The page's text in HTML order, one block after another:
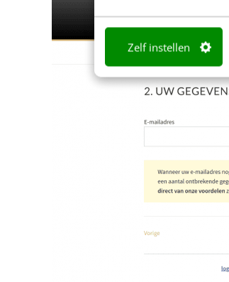
Zelf instellen